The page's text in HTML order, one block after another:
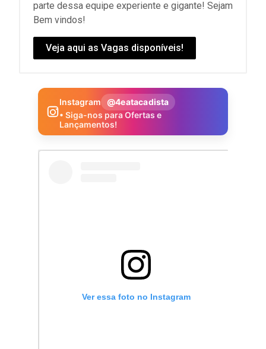
parte dessa equipe experiente e gigante! Sejam
Bem vindos!
Veja aqui as Vagas disponíveis!
Instagram
@4eatacadista
• Siga-nos para Ofertas e
Lançamentos!
Ver essa foto no Instagram